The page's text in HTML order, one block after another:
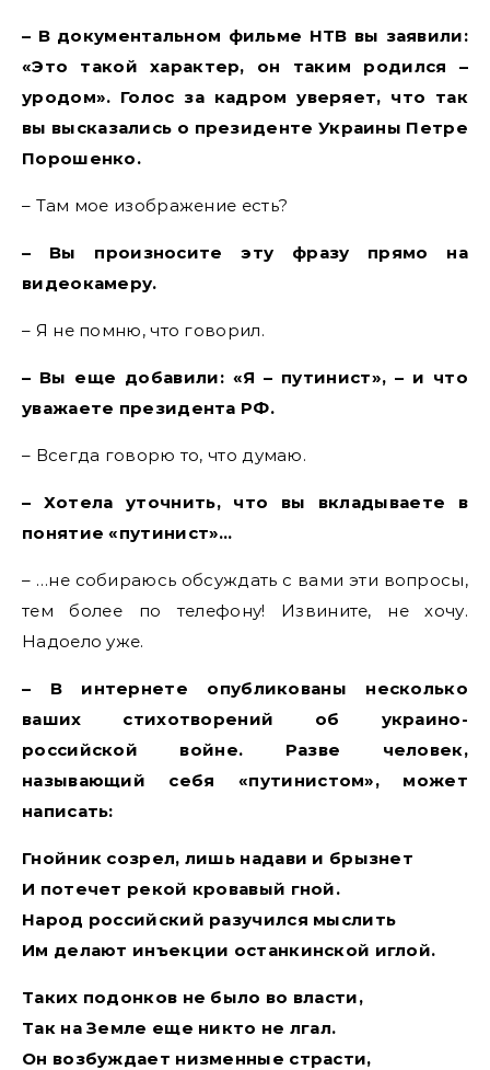
– В документальном фильме НТВ вы заявили:
«Это такой характер, он таким родился –
уродом». Голос за кадром уверяет, что так
вы высказались о президенте Украины Петре
Порошенко.
– Там мое изображение есть?
– Вы произносите эту фразу прямо на
видеокамеру.
– Я не помню, что говорил.
– Вы еще добавили: «Я – путинист», – и что
уважаете президента РФ.
– Всегда говорю то, что думаю.
– Хотела уточнить, что вы вкладываете в
понятие «путинист»…
– …не собираюсь обсуждать с вами эти вопросы,
тем более по телефону! Извините, не хочу.
Надоело уже.
– В интернете опубликованы несколько
ваших стихотворений об украино-
российской войне. Разве человек,
называющий себя «путинистом», может
написать:
Гнойник созрел, лишь надави и брызнет
И потечет рекой кровавый гной.
Народ российский разучился мыслить
Им делают инъекции останкинской иглой.
Таких подонков не было во власти,
Так на Земле еще никто не лгал.
Он возбуждает низменные страсти,